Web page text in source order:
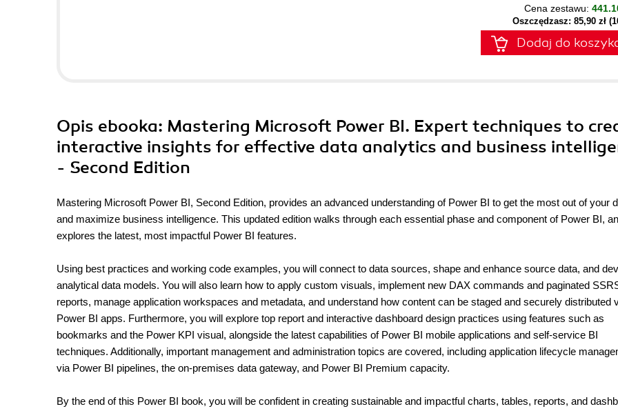
Cena zestawu:
Oszczędzasz: 85,90 zł
Dodaj do
Opis ebooka: Mastering Microsoft Power BI. Expert techniques to
interactive insights for effective data analytics and business
- Second Edition
Mastering Microsoft Power BI, Second Edition, provides an advanced understanding of Power BI to get the most out of your
and maximize business intelligence. This updated edition walks through each essential phase and component of Power BI,
explores the latest, most impactful Power BI features.
Using best practices and working code examples, you will connect to data sources, shape and enhance source data, and
analytical data models. You will also learn how to apply custom visuals, implement new DAX commands and paginated
reports, manage application workspaces and metadata, and understand how content can be staged and securely distributed
Power BI apps. Furthermore, you will explore top report and interactive dashboard design practices using features such as
bookmarks and the Power KPI visual, alongside the latest capabilities of Power BI mobile applications and self-service BI
techniques. Additionally, important management and administration topics are covered, including application lifecycle
via Power BI pipelines, the on-premises data gateway, and Power BI Premium capacity.
By the end of this Power BI book, you will be confident in creating sustainable and impactful charts, tables, reports, and